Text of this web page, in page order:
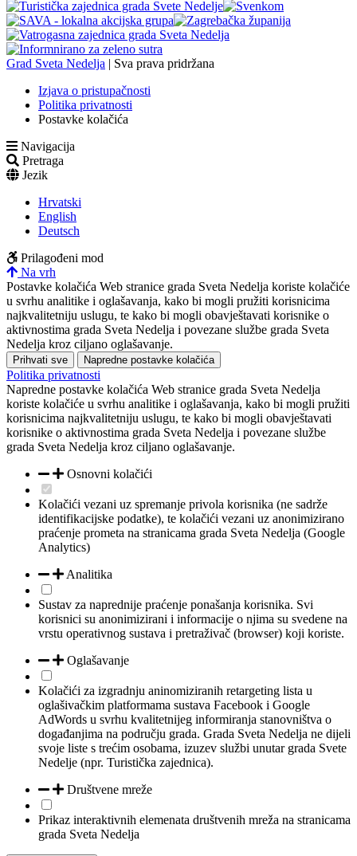
Grad Sveta Nedelja | Sva prava pridržana
Izjava o pristupačnosti
Politika privatnosti
Postavke kolačića
Navigacija
Pretraga
Jezik
Hrvatski
English
Deutsch
Prilagođeni mod
Na vrh
Postavke kolačića Web stranice grada Sveta Nedelja koriste kolačiće
u svrhu analitike i oglašavanja, kako bi mogli pružiti korisnicima
najkvalitetniju uslugu, te kako bi mogli obavještavati korisnike o
aktivnostima grada Sveta Nedelja i povezane službe grada Sveta
Nedelja kroz ciljano oglašavanje.
Prihvati sve Napredne postavke kolačića
Politika privatnosti
Napredne postavke kolačića Web stranice grada Sveta Nedelja
koriste kolačiće u svrhu analitike i oglašavanja, kako bi mogli pružiti
korisnicima najkvalitetniju uslugu, te kako bi mogli obavještavati
korisnike o aktivnostima grada Sveta Nedelja i povezane službe
grada Sveta Nedelja kroz ciljano oglašavanje.
Osnovni kolačići
Kolačići vezani uz spremanje privola korisnika (ne sadrže
identifikacijske podatke), te kolačići vezani uz anonimizirano
praćenje prometa na stranicama grada Sveta Nedelja (Google
Analytics)
Analitika
Sustav za naprednije praćenje ponašanja korisnika. Svi
korisnici su anonimizirani i informacije o njima su svedene na
vrstu operativnog sustava i pretraživač (browser) koji koriste.
Oglašavanje
Kolačići za izgradnju aninomiziranih retargeting lista u
oglašivačkim platformama sustava Facebook i Google
AdWords u svrhu kvalitetnijeg informiranja stanovništva o
događanjima na području grada. Grada Sveta Nedelja ne dijeli
svoje liste s trećim osobama, izuzev službi unutar grada Svete
Nedelje (npr. Turistička zajednica).
Društvene mreže
Prikaz interaktivnih elemenata društvenih mreža na stranicama
grada Sveta Nedelja